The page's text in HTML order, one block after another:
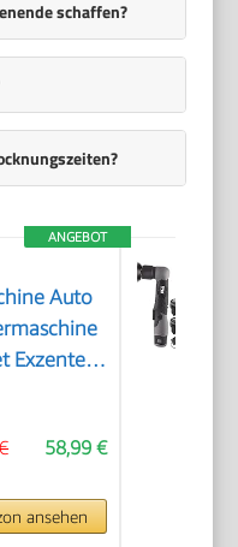
schaffen?
ANGEBOT
Auto
Exzenter,
58,99 €
ansehen